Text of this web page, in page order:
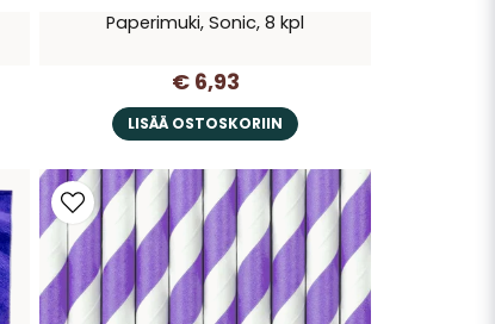
Paperimuki, Sonic, 8 kpl
€ 6,93
LISÄÄ OSTOSKORIIN